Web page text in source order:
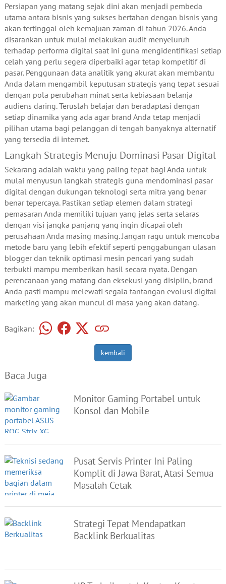
Persiapan yang matang sejak dini akan menjadi pembeda
utama antara bisnis yang sukses bertahan dengan bisnis yang
akan tertinggal oleh kemajuan zaman di tahun 2026. Anda
disarankan untuk mulai melakukan audit menyeluruh
terhadap performa digital saat ini guna mengidentifikasi setiap
celah yang perlu segera diperbaiki agar tetap kompetitif di
pasar. Penggunaan data analitik yang akurat akan membantu
Anda dalam mengambil keputusan strategis yang tepat sesuai
dengan pola perubahan minat serta kebiasaan belanja
audiens daring. Teruslah belajar dan beradaptasi dengan
setiap dinamika yang ada agar brand Anda tetap menjadi
pilihan utama bagi pelanggan di tengah banyaknya alternatif
yang tersedia di internet.
Langkah Strategis Menuju Dominasi Pasar Digital
Sekarang adalah waktu yang paling tepat bagi Anda untuk
mulai menyusun langkah strategis guna mendominasi pasar
digital dengan dukungan teknologi serta mitra yang benar
benar tepercaya. Pastikan setiap elemen dalam strategi
pemasaran Anda memiliki tujuan yang jelas serta selaras
dengan visi jangka panjang yang ingin dicapai oleh
perusahaan Anda masing masing. Jangan ragu untuk mencoba
metode baru yang lebih efektif seperti penggabungan ulasan
blogger dan teknik optimasi mesin pencari yang sudah
terbukti mampu memberikan hasil secara nyata. Dengan
perencanaan yang matang dan eksekusi yang disiplin, brand
Anda pasti mampu melewati segala tantangan evolusi digital
marketing yang akan muncul di masa yang akan datang.
Bagikan:
kembali
Baca Juga
Monitor Gaming Portabel untuk
Konsol dan Mobile
Pusat Servis Printer Ini Paling
Komplit di Jawa Barat, Atasi Semua
Masalah Cetak
Strategi Tepat Mendapatkan
Backlink Berkualitas